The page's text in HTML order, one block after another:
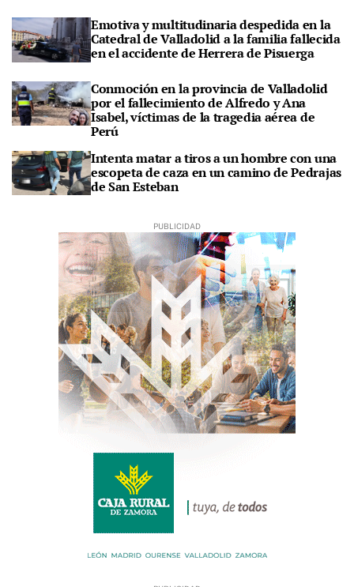
Emotiva y multitudinaria despedida en la
Catedral de Valladolid a la familia fallecida
en el accidente de Herrera de Pisuerga
Conmoción en la provincia de Valladolid
por el fallecimiento de Alfredo y Ana
Isabel, víctimas de la tragedia aérea de
Perú
Intenta matar a tiros a un hombre con una
escopeta de caza en un camino de Pedrajas
de San Esteban